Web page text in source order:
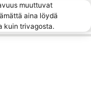
muuttuvat
aina löydä
kuin trivagosta.